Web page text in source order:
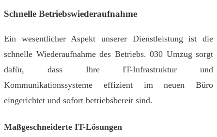
Schnelle Betriebswiederaufnahme
Ein wesentlicher Aspekt unserer Dienstleistung ist die
schnelle Wiederaufnahme des Betriebs. 030 Umzug sorgt
dafür, dass Ihre IT-Infrastruktur und
Kommunikationssysteme effizient im neuen Büro
eingerichtet und sofort betriebsbereit sind.
Maßgeschneiderte IT-Lösungen